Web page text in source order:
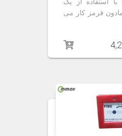
قرمز کار می